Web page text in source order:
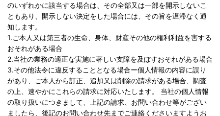
のいずれかに該当する場合は、その全部又は一部を開示しないこ
ともあり、開示しない決定をした場合には、その旨を遅滞なく通
知します。
1.ご本人又は第三者の生命、身体、財産その他の権利利益を害する
おそれがある場合
2.当社の業務の適正な実施に著しい支障を及ぼすおそれがある場合
3.その他法令に違反することとなる場合ー個人情報の内容に誤り
があり、ご本人から訂正、追加又は削除の請求がある場合、調査
の上、速やかにこれらの請求に対応いたします。 当社の個人情報
の取り扱いにつきまして、上記の請求、お問い合わせ等がござい
ましたら、後記のお問い合わせ先までご連絡くださいますようお